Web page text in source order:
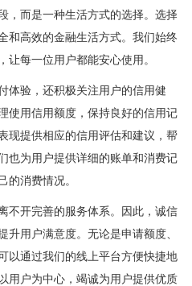
，而是一种生活方式的选择。选择
和高效的金融生活方式。我们始终
让每一位用户都能安心使用。
体验，还积极关注用户的信用健
使用信用额度，保持良好的信用记
现提供相应的信用评估和建议，帮
也为用户提供详细的账单和消费记
的消费情况。
不开完善的服务体系。因此，诚信
用户满意度。无论是申请额度、
以通过我们的线上平台方便快捷地
用户为中心，竭诚为用户提供优质